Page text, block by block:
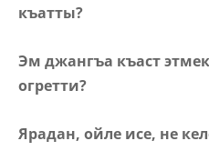
къатты?
Эм джангъа къаст
огретти?
Ярадан, ойле исе, не